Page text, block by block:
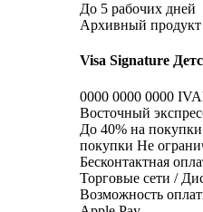
До 5 рабочих дней
Архивный продукт
Visa Signature
0000 0000 0000
Восточный
До 40% на
покупки Не
Бесконтактная
Торговые сети /
Возможность